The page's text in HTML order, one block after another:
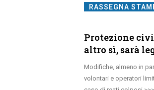
RASSEGNA
Protezione
altro sì, sarà
Modifiche, almeno in
volontari e operatori